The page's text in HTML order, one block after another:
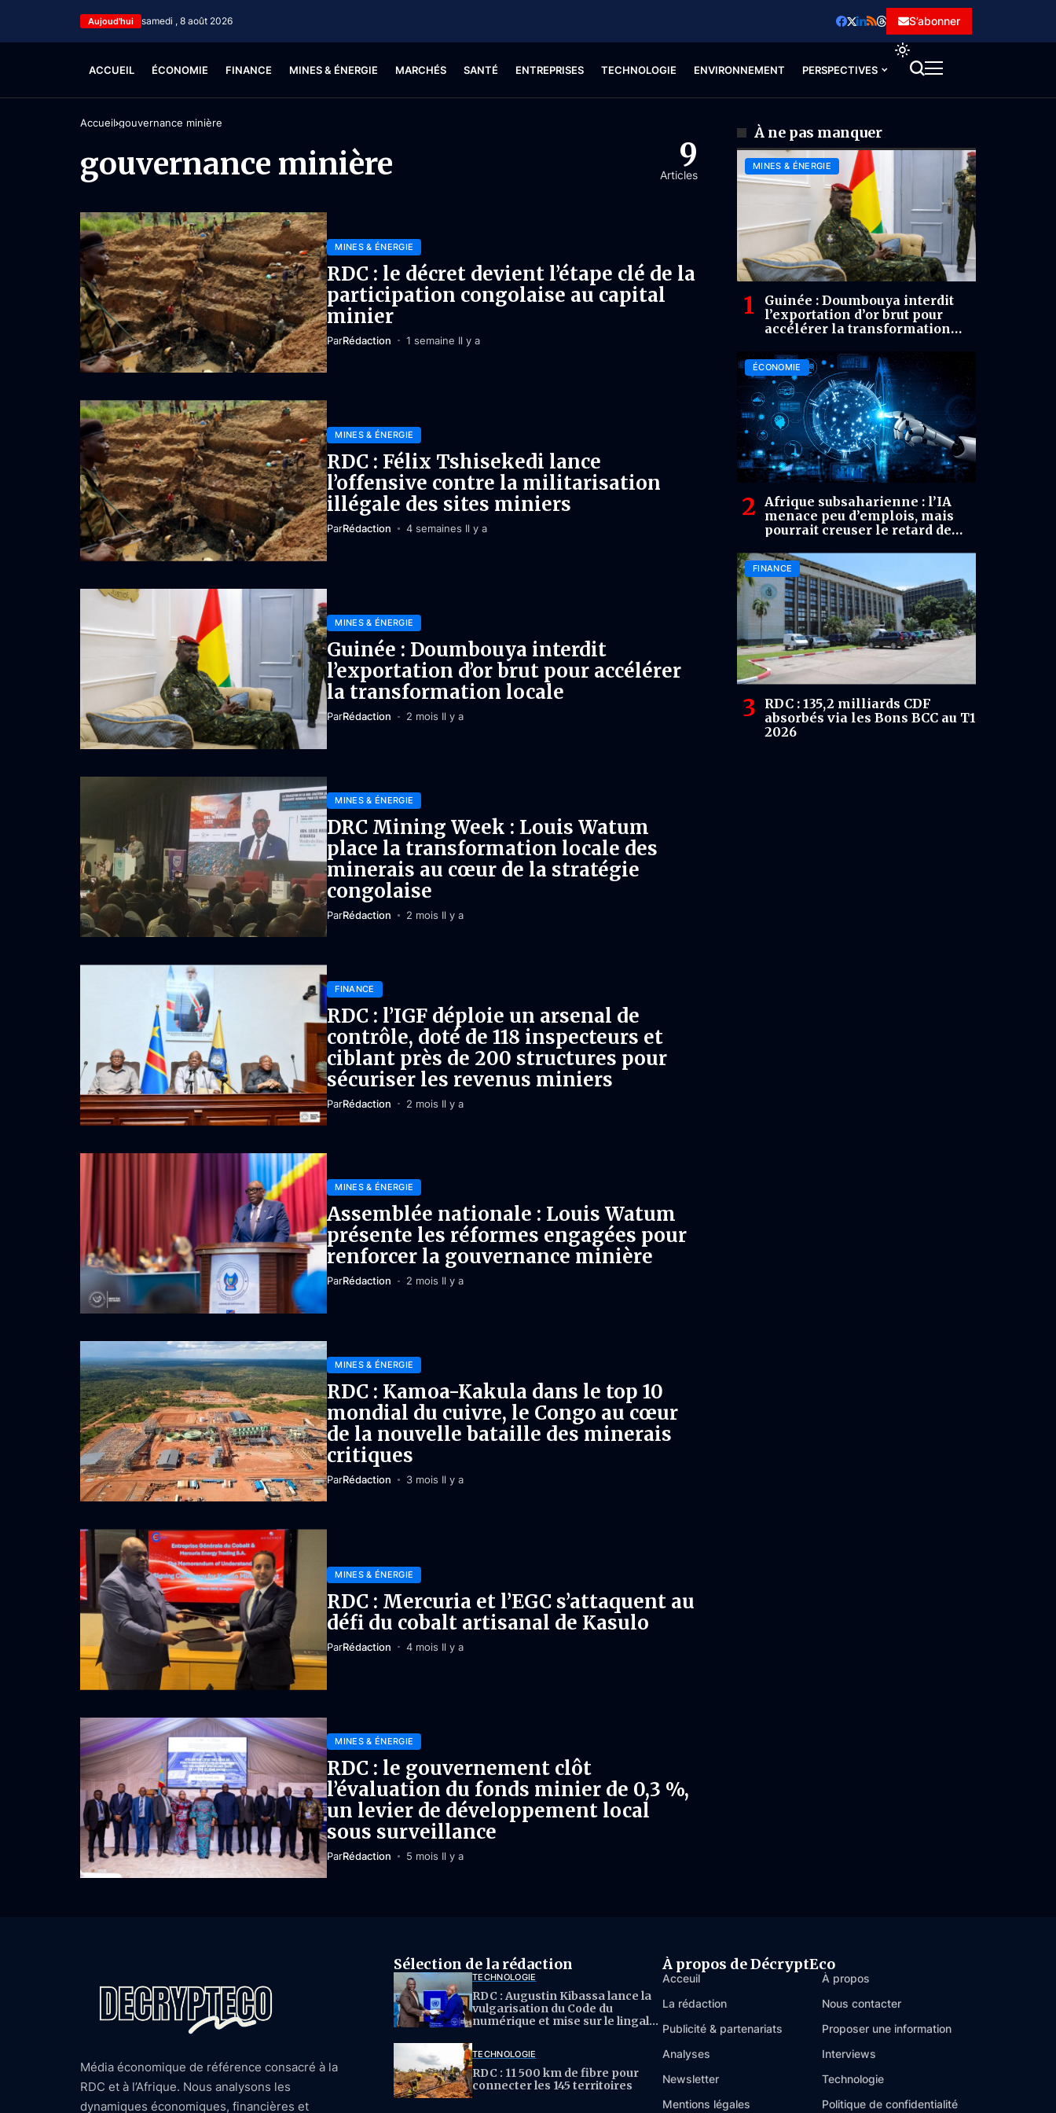
Aujoud'hui samedi , 8 août 2026 S’abonner
ACCUEIL ÉCONOMIE FINANCE MINES & ÉNERGIE MARCHÉS SANTÉ ENTREPRISES TECHNOLOGIE ENVIRONNEMENT PERSPECTIVES
Accueil gouvernance minière
gouvernance minière 9
Articles
MINES & ÉNERGIE
RDC : le décret devient l’étape clé de la
participation congolaise au capital
minier
ParRédaction 1 semaine Il y a
MINES & ÉNERGIE
RDC : Félix Tshisekedi lance
l’offensive contre la militarisation
illégale des sites miniers
ParRédaction 4 semaines Il y a
MINES & ÉNERGIE
Guinée : Doumbouya interdit
l’exportation d’or brut pour accélérer
la transformation locale
ParRédaction 2 mois Il y a
MINES & ÉNERGIE
DRC Mining Week : Louis Watum
place la transformation locale des
minerais au cœur de la stratégie
congolaise
ParRédaction 2 mois Il y a
FINANCE
RDC : l’IGF déploie un arsenal de
contrôle, doté de 118 inspecteurs et
ciblant près de 200 structures pour
sécuriser les revenus miniers
ParRédaction 2 mois Il y a
MINES & ÉNERGIE
Assemblée nationale : Louis Watum
présente les réformes engagées pour
renforcer la gouvernance minière
ParRédaction 2 mois Il y a
MINES & ÉNERGIE
RDC : Kamoa-Kakula dans le top 10
mondial du cuivre, le Congo au cœur
de la nouvelle bataille des minerais
critiques
ParRédaction 3 mois Il y a
MINES & ÉNERGIE
RDC : Mercuria et l’EGC s’attaquent au
défi du cobalt artisanal de Kasulo
ParRédaction 4 mois Il y a
MINES & ÉNERGIE
RDC : le gouvernement clôt
l’évaluation du fonds minier de 0,3 %,
un levier de développement local
sous surveillance
ParRédaction 5 mois Il y a
À ne pas manquer
MINES & ÉNERGIE
Guinée : Doumbouya interdit
l’exportation d’or brut pour
accélérer la transformation
ÉCONOMIE
Afrique subsaharienne : l’IA
menace peu d’emplois, mais
pourrait creuser le retard de
FINANCE
RDC : 135,2 milliards CDF
absorbés via les Bons BCC au T1
2026
Média économique de référence consacré à la
RDC et à l’Afrique. Nous analysons les
dynamiques économiques, financières et
Sélection de la rédaction
TECHNOLOGIE
RDC : Augustin Kibassa lance la
vulgarisation du Code du
numérique et mise sur le lingala
TECHNOLOGIE
RDC : 11 500 km de fibre pour
connecter les 145 territoires
À propos de DécryptEco
Acceuil
À propos
La rédaction
Nous contacter
Publicité & partenariats
Proposer une information
Analyses
Interviews
Newsletter
Technologie
Mentions légales
Politique de confidentialité